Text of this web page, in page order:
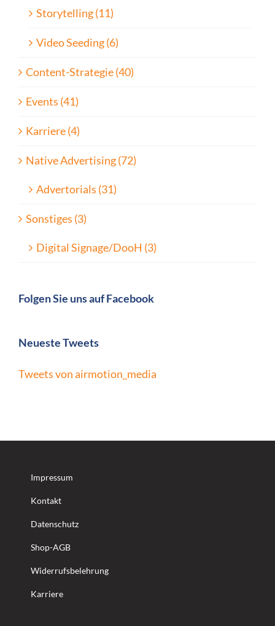
Storytelling (11)
Video Seeding (6)
Content-Strategie (40)
Events (41)
Karriere (4)
Native Advertising (72)
Advertorials (31)
Sonstiges (3)
Digital Signage/DooH (3)
Folgen Sie uns auf Facebook
Neueste Tweets
Tweets von airmotion_media
Impressum
Kontakt
Datenschutz
Shop-AGB
Widerrufsbelehrung
Karriere